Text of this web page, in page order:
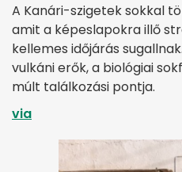
A Kanári-szigetek sokkal
amit a képeslapokra illő
kellemes időjárás
vulkáni erők, a biológiai
múlt találkozási pontja.
via